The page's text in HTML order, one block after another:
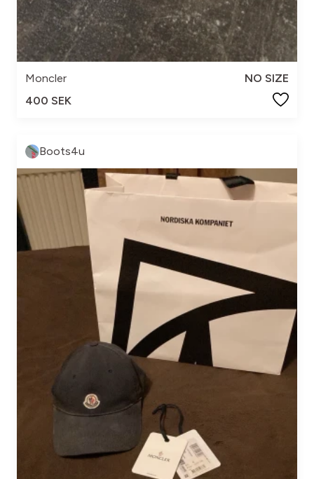
Moncler
NO SIZE
400 SEK
Boots4u